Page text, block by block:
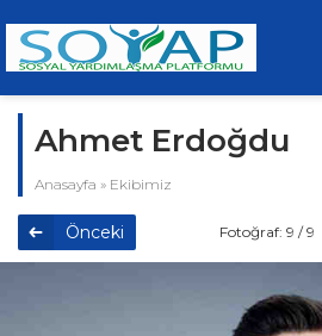
Ahmet Erdoğdu
Anasayfa » Ekibimiz
Önceki Fotoğraf: 9 / 9